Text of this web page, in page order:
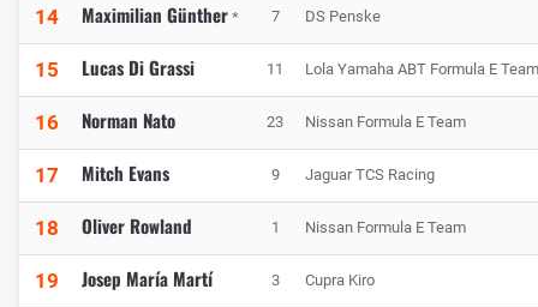
14 Maximilian Günther * 7 DS Penske
15 Lucas Di Grassi 11 Lola Yamaha ABT Formula E Team
16 Norman Nato 23 Nissan Formula E Team
17 Mitch Evans 9 Jaguar TCS Racing
18 Oliver Rowland 1 Nissan Formula E Team
19 Josep María Martí 3 Cupra Kiro